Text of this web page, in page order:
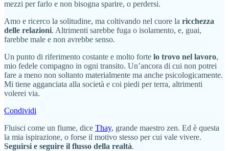
mezzi per farlo e non bisogna sparire, o perdersi.
Amo e ricerco la solitudine, ma coltivando nel cuore la ricchezza
delle relazioni. Altrimenti sarebbe fuga o isolamento, e, guai,
farebbe male e non avrebbe senso.
Un punto di riferimento costante e molto forte lo trovo nel lavoro,
mio fedele compagno in ogni transito. Un’ancora di cui non potrei
fare a meno non soltanto materialmente ma anche psicologicamente.
Mi tiene agganciata alla società e coi piedi per terra, altrimenti
volerei via.
Condividi
Fluisci come un fiume, dice Thay, grande maestro zen. Ed è questa
la mia ispirazione, o forse il motivo stesso per cui vale vivere.
Seguirsi e seguire il flusso della realtà.